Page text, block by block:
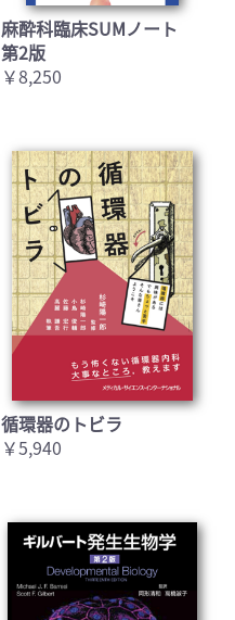
麻酔科臨床SUMノート
第2版
￥8,250
循環器のトビラ
￥5,940